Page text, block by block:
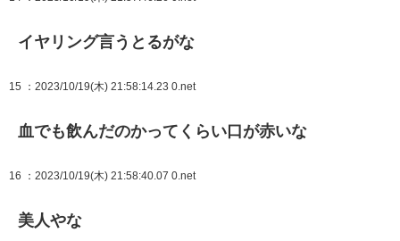
イヤリング言うとるがな
15 ：2023/10/19(木) 21:58:14.23 0.net
血でも飲んだのかってくらい口が赤いな
16 ：2023/10/19(木) 21:58:40.07 0.net
美人やな